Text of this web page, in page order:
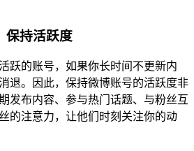
保持活跃度
跃的账号，如果你长时间不更新内
退。因此，保持微博账号的活跃度非
发布内容、参与热门话题、与粉丝互
的注意力，让他们时刻关注你的动